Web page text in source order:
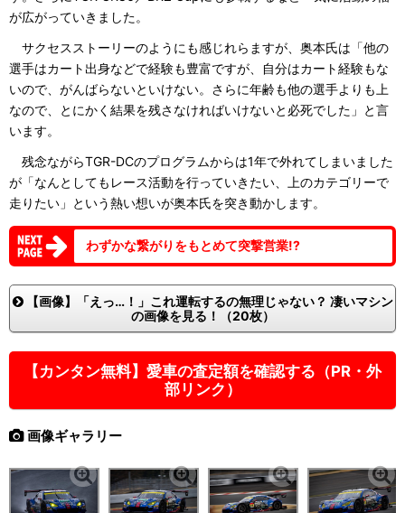
が広がっていきました。
サクセスストーリーのようにも感じれらますが、奥本氏は「他の
選手はカート出身などで経験も豊富ですが、自分はカート経験もな
いので、がんばらないといけない。さらに年齢も他の選手よりも上
なので、とにかく結果を残さなければいけないと必死でした」と言
います。
残念ながらTGR-DCのプログラムからは1年で外れてしまいました
が「なんとしてもレース活動を行っていきたい、上のカテゴリーで
走りたい」という熱い想いが奥本氏を突き動かします。
わずかな繋がりをもとめて突撃営業!?
【画像】「えっ…！」これ運転するの無理じゃない？ 凄いマシン
の画像を見る！（20枚）
【カンタン無料】愛車の査定額を確認する（PR・外
部リンク）
画像ギャラリー